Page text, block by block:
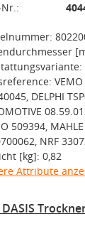
Nr.:
VEMO
DELPHI
509394,
NRF
[kg]: 0,82
Attribute
DASIS